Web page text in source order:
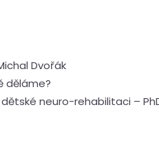
Dvořák
děláme?
neuro-rehabilitaci –